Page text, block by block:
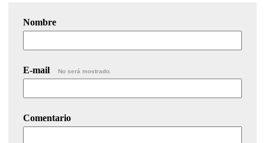
Nombre
E-mail No será mostrado.
Comentario